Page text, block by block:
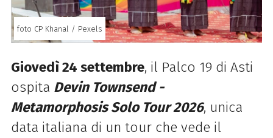
foto CP Khanal / Pexels
Giovedì 24 settembre, il Palco 19 di Asti
ospita Devin Townsend -
Metamorphosis Solo Tour 2026, unica
data italiana di un tour che vede il